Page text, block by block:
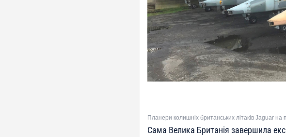
Планери колишніх британських літаків Jaguar
Сама Велика Британія завершила